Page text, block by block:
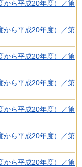
から平成20年度）／第
から平成20年度）／第
から平成20年度）／第
から平成20年度）／第
から平成20年度）／第
から平成20年度）／第
から平成20年度）／第